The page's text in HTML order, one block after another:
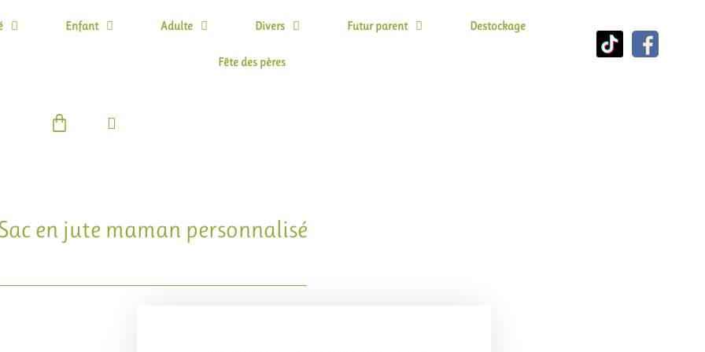
Enfant Adulte Divers Futur parent Destockage
Fête des pères
Panier
en jute maman personnalisé